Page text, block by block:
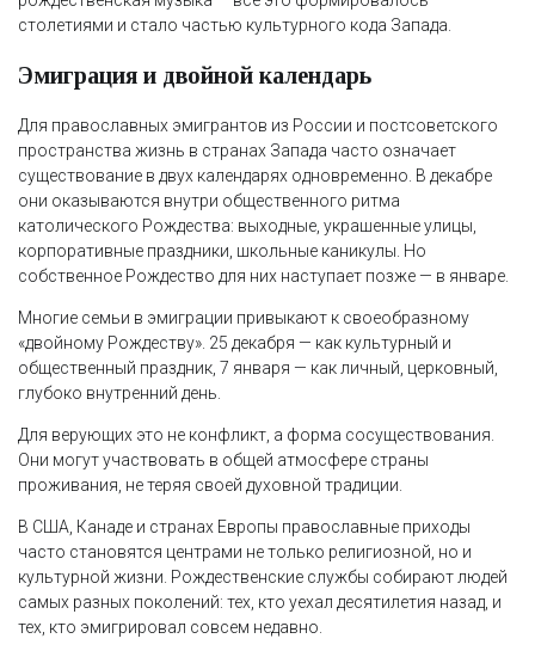
столетиями и стало частью культурного кода Запада.
Эмиграция и двойной календарь
Для православных эмигрантов из России и постсоветского
пространства жизнь в странах Запада часто означает
существование в двух календарях одновременно. В декабре
они оказываются внутри общественного ритма
католического Рождества: выходные, украшенные улицы,
корпоративные праздники, школьные каникулы. Но
собственное Рождество для них наступает позже — в январе.
Многие семьи в эмиграции привыкают к своеобразному
«двойному Рождеству». 25 декабря — как культурный и
общественный праздник, 7 января — как личный, церковный,
глубоко внутренний день.
Для верующих это не конфликт, а форма сосуществования.
Они могут участвовать в общей атмосфере страны
проживания, не теряя своей духовной традиции.
В США, Канаде и странах Европы православные приходы
часто становятся центрами не только религиозной, но и
культурной жизни. Рождественские службы собирают людей
самых разных поколений: тех, кто уехал десятилетия назад, и
тех, кто эмигрировал совсем недавно.